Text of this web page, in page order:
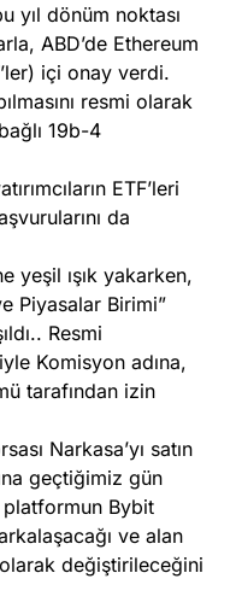
yıl dönüm noktası
ABD’de Ethereum
içi onay verdi.
resmi olarak
19b-4
ETF’leri
da
yeşil ışık yakarken,
Piyasalar Birimi”
Resmi
Komisyon adına,
tarafından izin
Narkasa’yı satın
geçtiğimiz gün
Bybit
ve alan
değiştirileceğini